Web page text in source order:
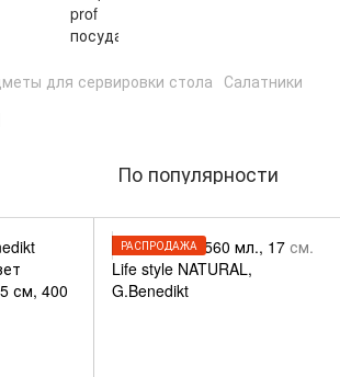
для сервировки стола Салатники
По популярности
РАСПРОДАЖА